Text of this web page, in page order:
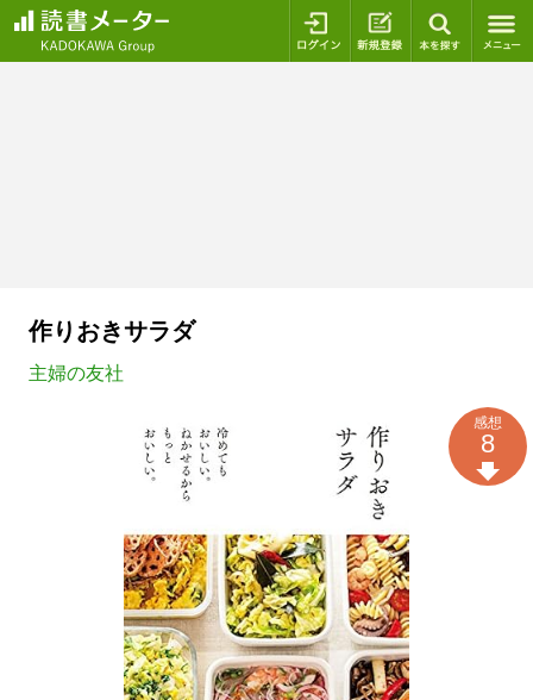
ログイン 新規登録
作りおきサラダ
主婦の友社
感想
8